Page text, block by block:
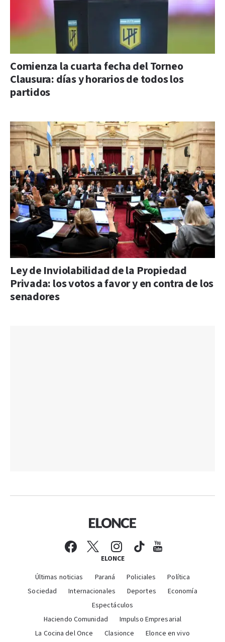
Comienza la cuarta fecha del Torneo
Clausura: días y horarios de todos los
partidos
Ley de Inviolabilidad de la Propiedad
Privada: los votos a favor y en contra de los
senadores
ELONCE
Últimas noticias Paraná Policiales
Política
Sociedad
Internacionales Deportes
Economía
Espectáculos
Haciendo Comunidad
Impulso Empresarial
La Cocina del Once
Clasionce Elonce en vivo